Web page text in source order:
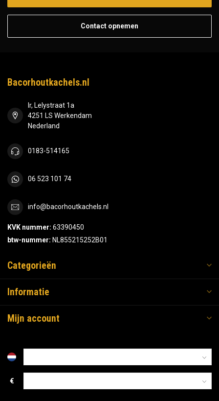
Contact opnemen
Bacorhoutkachels.nl
Ir, Lelystraat 1a
4251 LS Werkendam
Nederland
0183-514165
06 523 101 74
info@bacorhoutkachels.nl
KVK nummer: 63390450
btw-nummer: NL855215252B01
Categorieën
Informatie
Mijn account
€